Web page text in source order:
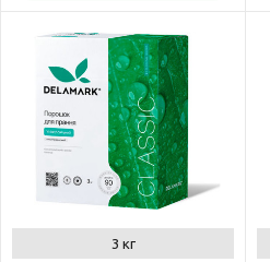
3 кг